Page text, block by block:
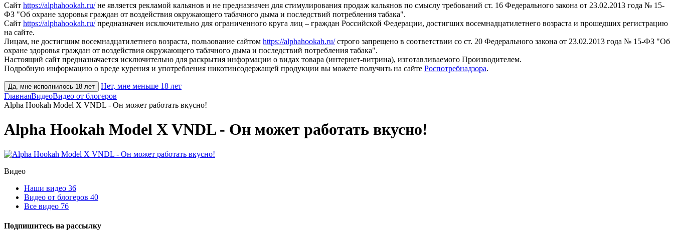
Сайт https://alphahookah.ru/не является рекламой кальянов и не предназначен для стимулирования продаж кальянов по смыслу требований ст. 16 Федерального закона от 23.02.2013 года № 15-
ФЗ "Об охране здоровья граждан от воздействия окружающего табачного дыма и последствий потребления табака".
Сайт https://alphahookah.ru/предназначен исключительно для ограниченного круга лиц – граждан Российской Федерации, достигших восемнадцатилетнего возраста и прошедших регистрацию
на сайте.
Лицам, не достигшим восемнадцатилетнего возраста, пользование сайтом https://alphahookah.ru/строго запрещено в соответствии со ст. 20 Федерального закона от 23.02.2013 года № 15-ФЗ "Об
охране здоровья граждан от воздействия окружающего табачного дыма и последствий потребления табака".
Настоящий сайт предназначается исключительно для раскрытия информации о видах товара (интернет-витрина), изготавливаемого Производителем.
Подробную информацию о вреде курения и употребления никотинсодержащей продукции вы можете получить на сайте Роспотребнадзора.
Да, мне исполнилось 18 лет
Нет, мне меньше 18 лет
ГлавнаяВидеоВидео от блогеров
Alpha Hookah Model X VNDL - Он может работать вкусно!
Alpha Hookah Model X VNDL - Он может работать вкусно!
Видео
Наши видео 36
Видео от блогеров 40
Все видео 76
Подпишитесь на рассылку